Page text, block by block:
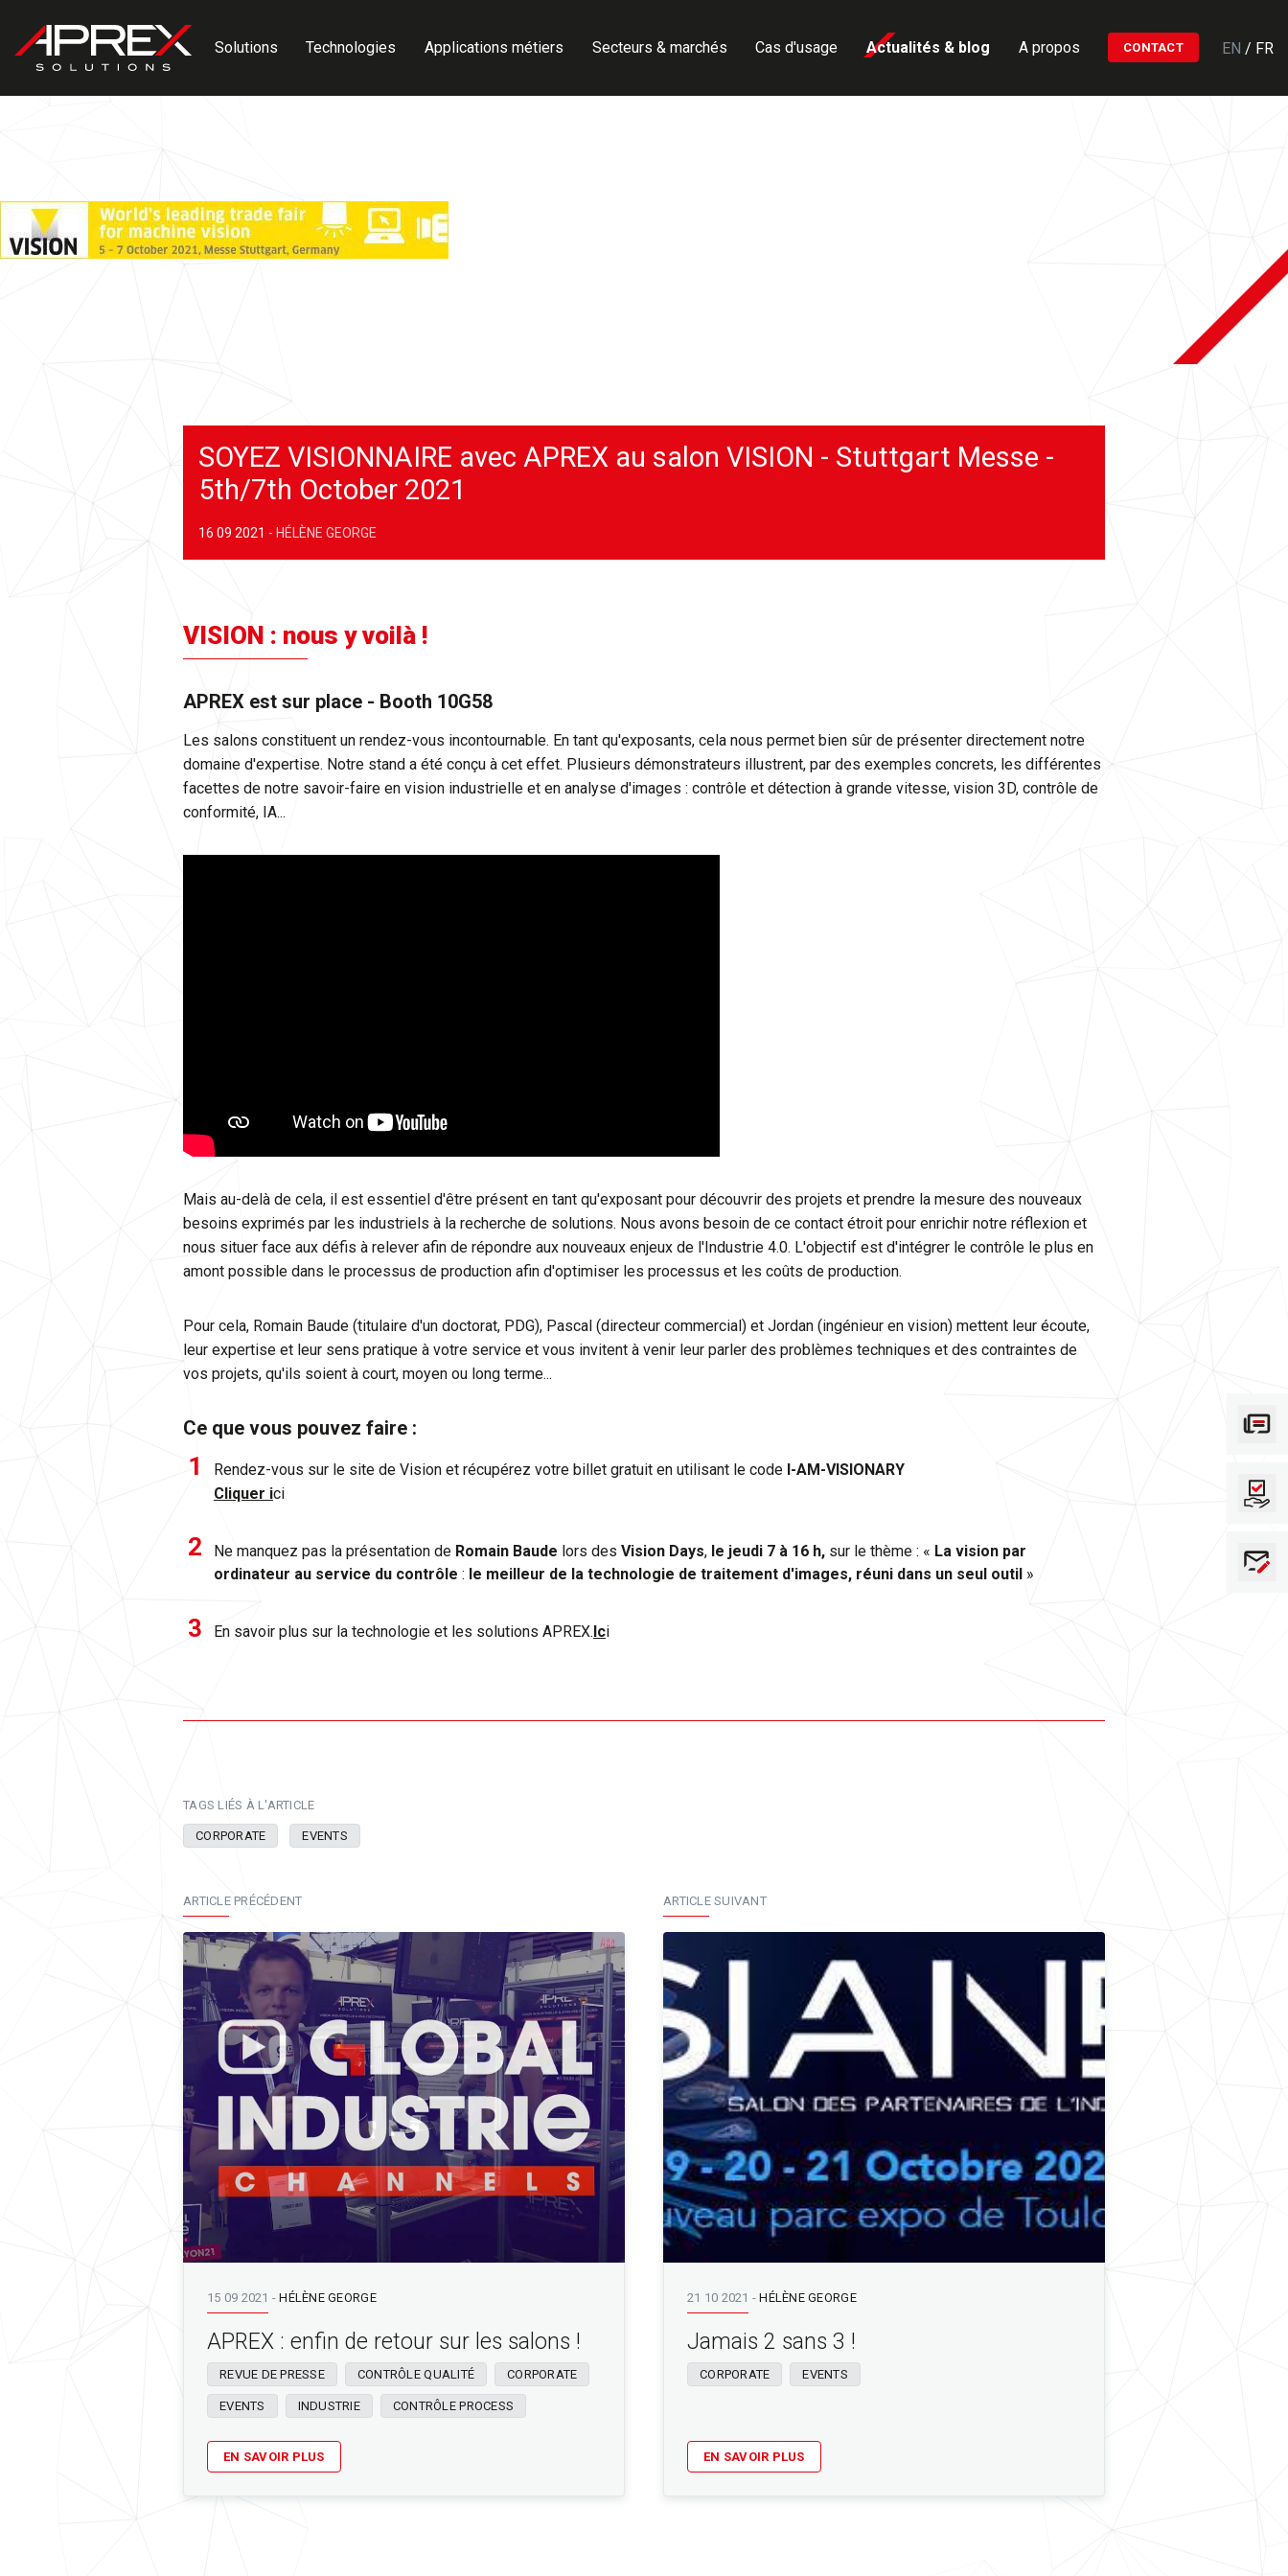
Solutions
Technologies Applications métiers Secteurs & marchés Cas d'usage Actualités & blog A propos CONTACT EN / FR
SOYEZ VISIONNAIRE avec APREX au salon VISION - Stuttgart Messe -
5th/7th October 2021
16 09 2021 - HÉLÈNE GEORGE
VISION : nous y voilà !
APREX est sur place - Booth 10G58
Les salons constituent un rendez-vous incontournable. En tant qu'exposants, cela nous permet bien sûr de présenter directement notre
domaine d'expertise. Notre stand a été conçu à cet effet. Plusieurs démonstrateurs illustrent, par des exemples concrets, les différentes
facettes de notre savoir-faire en vision industrielle et en analyse d'images : contrôle et détection à grande vitesse, vision 3D, contrôle de
conformité, IA...
Mais au-delà de cela, il est essentiel d'être présent en tant qu'exposant pour découvrir des projets et prendre la mesure des nouveaux
besoins exprimés par les industriels à la recherche de solutions. Nous avons besoin de ce contact étroit pour enrichir notre réflexion et
nous situer face aux défis à relever afin de répondre aux nouveaux enjeux de l'Industrie 4.0. L'objectif est d'intégrer le contrôle le plus en
amont possible dans le processus de production afin d'optimiser les processus et les coûts de production.
Pour cela, Romain Baude (titulaire d'un doctorat, PDG), Pascal (directeur commercial) et Jordan (ingénieur en vision) mettent leur écoute,
leur expertise et leur sens pratique à votre service et vous invitent à venir leur parler des problèmes techniques et des contraintes de
vos projets, qu'ils soient à court, moyen ou long terme...
Ce que vous pouvez faire :
Rendez-vous sur le site de Vision et récupérez votre billet gratuit en utilisant le code I-AM-VISIONARY
Cliquer ici
Ne manquez pas la présentation de Romain Baude lors des Vision Days, le jeudi 7 à 16 h, sur le thème : « La vision par
ordinateur au service du contrôle : le meilleur de la technologie de traitement d'images, réuni dans un seul outil »
En savoir plus sur la technologie et les solutions APREX.Ici
TAGS LIÉS À L'ARTICLE
CORPORATE EVENTS
ARTICLE PRÉCÉDENT
15 09 2021 -HÉLÈNE GEORGE
APREX : enfin de retour sur les salons !
REVUE DE PRESSE CONTRÔLE QUALITÉ CORPORATE
EVENTS INDUSTRIE CONTRÔLE PROCESS
EN SAVOIR PLUS
ARTICLE SUIVANT
21 10 2021 -HÉLÈNE GEORGE
Jamais 2 sans 3 !
CORPORATE EVENTS
EN SAVOIR PLUS